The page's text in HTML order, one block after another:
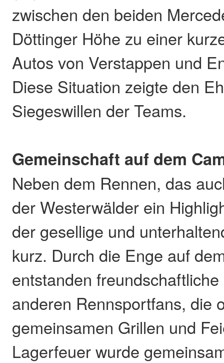
zwischen den beiden
Döttinger Höhe zu einer
Autos von Verstappen und
Diese Situation zeigte den
Siegeswillen der Teams.
Gemeinschaft auf dem
Neben dem Rennen, das
der Westerwälder ein
der gesellige und
kurz. Durch die Enge auf
entstanden
anderen Rennsportfans, die
gemeinsamen Grillen und
Lagerfeuer wurde